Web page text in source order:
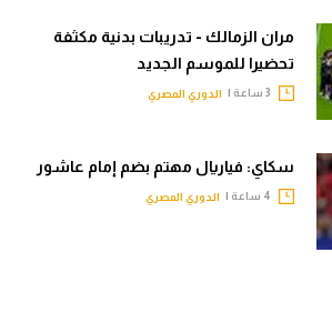
مران الزمالك - تدريبات بدنية مكثفة
تحضيرا للموسم الجديد
الدوري المصري
سكاي: فياريال مهتم بضم إمام عاشور
الدوري المصري